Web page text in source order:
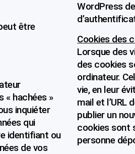
être
« hachées »
inquiéter
qui
identifiant ou
de vos
WordPress
Cookies des
Lorsque des
des cookies
ordinateur.
vie, en leur
mail et l’URL
publier un
cookies sont
personne